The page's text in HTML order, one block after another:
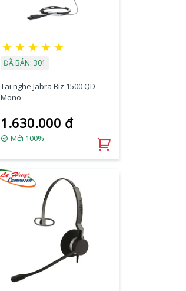
★ ★ ★ ★ ★
ĐÃ BÁN: 301
Tai nghe Jabra Biz 1500 QD
Mono
1.630.000 đ
Mới 100%